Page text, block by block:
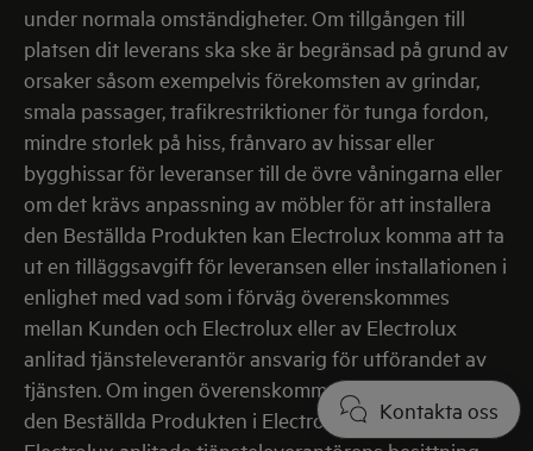
under normala omständigheter. Om tillgången till
platsen dit leverans ska ske är begränsad på grund av
orsaker såsom exempelvis förekomsten av grindar,
smala passager, trafikrestriktioner för tunga fordon,
mindre storlek på hiss, frånvaro av hissar eller
bygghissar för leveranser till de övre våningarna eller
om det krävs anpassning av möbler för att installera
den Beställda Produkten kan Electrolux komma att ta
ut en tilläggsavgift för leveransen eller installationen i
enlighet med vad som i förväg överenskommes
mellan Kunden och Electrolux eller av Electrolux
anlitad tjänsteleverantör ansvarig för utförandet av
tjänsten. Om ingen överenskommelse kan nås förblir
den Beställda Produkten i Electrolux eller den av
Kontakta oss